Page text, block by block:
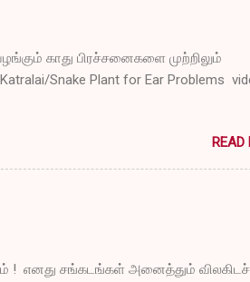
காது பிரச்சனைகளை முற்றிலும்
Snake Plant for Ear Problems
READ
! எனது சங்கடங்கள் அனைத்தும் விலகிடச்